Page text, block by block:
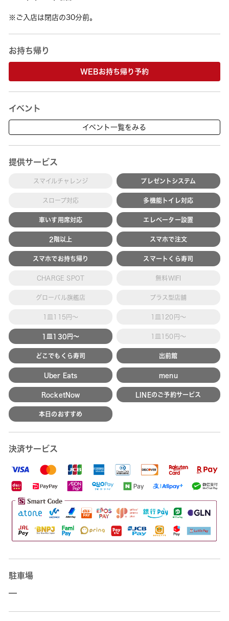
※ご入店は閉店の30分前。
お持ち帰り
WEBお持ち帰り予約
イベント
イベント一覧をみる
提供サービス
スマイルチャレンジ プレゼントシステム
スロープ対応 多機能トイレ対応
車いす用席対応 エレベーター設置
2階以上 スマホで注文
スマホでお持ち帰り スマートくら寿司
CHARGE SPOT 無料WIFI
グローバル旗艦店 プラス型店舗
1皿115円～ 1皿120円～
1皿130円～ 1皿150円～
どこでもくら寿司 出前館
Uber Eats menu
RocketNow LINEのご予約サービス
本日のおすすめ
決済サービス
駐車場
—